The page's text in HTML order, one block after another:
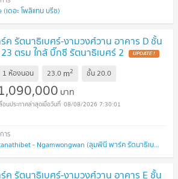
(เดอะ โพลิแทน บรีซ)
รัตนาธิเบศร์-งามวงศ์วาน อาคาร D ชั้น
ตรม ใกล้ บิ๊กซี รัตนาธิเบศร์ 2
1 ห้องนอน 23.0 m2 ชั้น20.0
บาท
08/08/2026 7:30:01
Lumpini Park Rattanathibet - Ngamwongwan (ลุมพินี พาร์ค รัตนาธิเบศร์ - งามวงศ์วาน)
รัตนาธิเบศร์-งามวงศ์วาน อาคาร E ชั้น